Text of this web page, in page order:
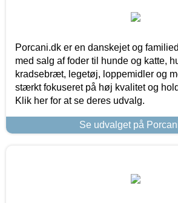
Porcani.dk er en danskejet og
med salg af foder til hunde og katte,
kradsebræt, legetøj, loppemidler og
stærkt fokuseret på høj kvalitet og
Klik her for at se deres udvalg.
Se udvalget på